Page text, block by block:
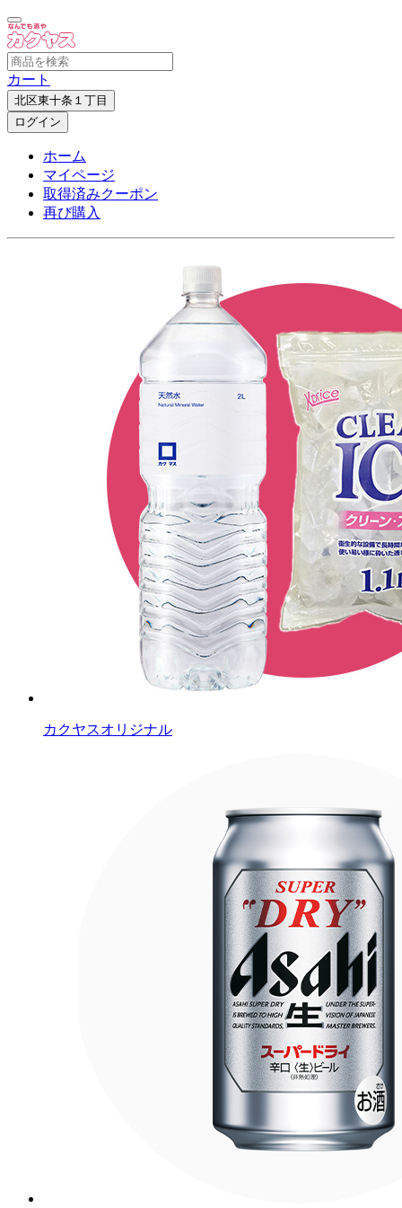
カート
北区東十条１丁目
ログイン
ホーム
マイページ
取得済みクーポン
再び購入
カクヤスオリジナル